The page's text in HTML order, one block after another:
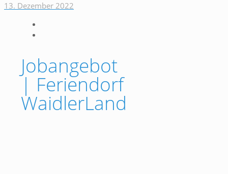
13. Dezember 2022
Jobangebot
| Feriendorf
WaidlerLand